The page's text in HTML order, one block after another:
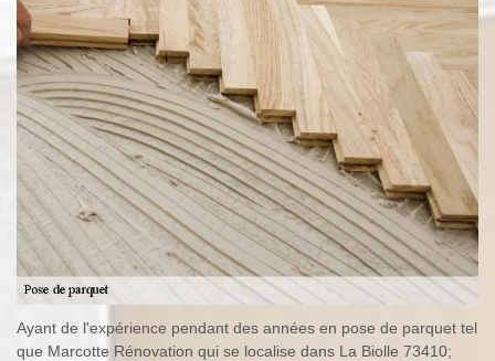
Ayant de l'expérience pendant des années en pose de parquet tel
que Marcotte Rénovation qui se localise dans La Biolle 73410;